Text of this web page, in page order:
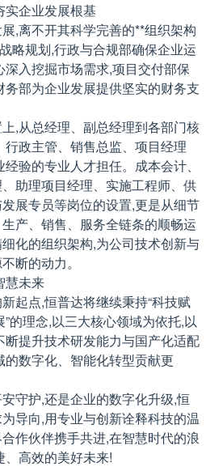
实企业发展根基
,离不开其科学完善的**组织架构
略规划,行政与合规部确保企业运
入挖掘市场需求,项目交付部保
部为企业发展提供坚实的财务支
,从总经理、副总经理到各部门核
政主管、销售总监、项目经理
验的专业人才担任。成本会计、
助理项目经理、实施工程师、供
展专员等岗位的设置,更是从细节
产、销售、服务全链条的顺畅运
化的组织架构,为公司技术创新与
断的动力。
慧未来
起点,恒普达将继续秉持“科技赋
的理念,以三大核心领域为依托,以
提升技术研发能力与国产化适配
数字化、智能化转型贡献更
守护,还是企业的数字化升级,恒
导向,用专业与创新诠释科技的温
作伙伴携手共进,在智慧时代的浪
高效的美好未来!